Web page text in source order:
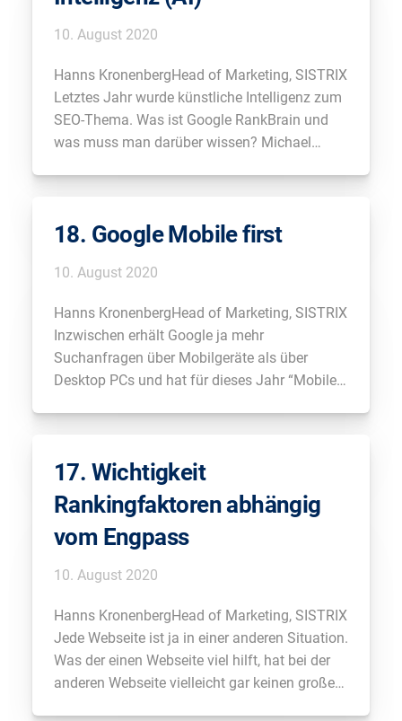
10. August 2020
Hanns KronenbergHead of Marketing, SISTRIX
Letztes Jahr wurde künstliche Intelligenz zum
SEO-Thema. Was ist Google RankBrain und
was muss man darüber wissen? Michael
wir haben jetzt künstliche Intelligenz – wir
18. Google Mobile first
10. August 2020
Hanns KronenbergHead of Marketing, SISTRIX
Inzwischen erhält Google ja mehr
Suchanfragen über Mobilgeräte als über
Desktop PCs und hat für dieses Jahr “Mobile
So viel wird sich jetzt nicht ändern. Zumindest
vorläufig. […]
17. Wichtigkeit
Rankingfaktoren abhängig
vom Engpass
10. August 2020
Hanns KronenbergHead of Marketing, SISTRIX
Jede Webseite ist ja in einer anderen Situation.
Was der einen Webseite viel hilft, hat bei der
anderen Webseite vielleicht gar keinen großen